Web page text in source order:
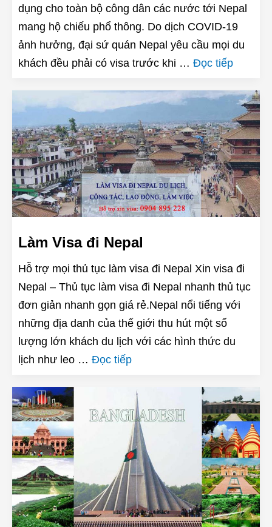
dụng cho toàn bộ công dân các nước tới Nepal
mang hộ chiếu phổ thông. Do dịch COVID-19
ảnh hưởng, đại sứ quán Nepal yêu cầu mọi du
khách đều phải có visa trước khi … Đọc tiếp
Làm Visa đi Nepal
Hỗ trợ mọi thủ tục làm visa đi Nepal Xin visa đi
Nepal – Thủ tục làm visa đi Nepal nhanh thủ tục
đơn giản nhanh gọn giá rẻ.Nepal nổi tiếng với
những địa danh của thế giới thu hút một số
lượng lớn khách du lịch với các hình thức du
lịch như leo … Đọc tiếp